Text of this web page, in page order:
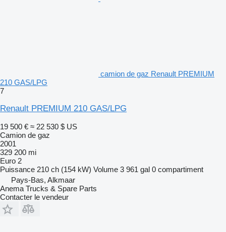
camion de gaz Renault PREMIUM
210 GAS/LPG
7
Renault PREMIUM 210 GAS/LPG
19 500 € ≈ 22 530 $ US
Camion de gaz
2001
329 200 mi
Euro 2
Puissance 210 ch (154 kW) Volume 3 961 gal 0 compartiment
Pays-Bas, Alkmaar
Anema Trucks & Spare Parts
Contacter le vendeur